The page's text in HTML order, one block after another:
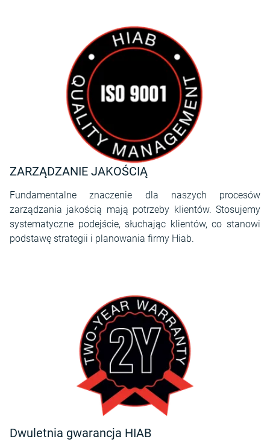
ZARZĄDZANIE JAKOŚCIĄ
Fundamentalne znaczenie dla naszych procesów
zarządzania jakością mają potrzeby klientów. Stosujemy
systematyczne podejście, słuchając klientów, co stanowi
podstawę strategii i planowania firmy Hiab.
Dwuletnia gwarancja HIAB